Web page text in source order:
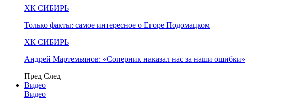
ХК СИБИРЬ
Только факты: самое интересное о Егоре Подомацком
ХК СИБИРЬ
Андрей Мартемьянов: «Соперник наказал нас за наши ошибки»
Пред След
Видео
Видео